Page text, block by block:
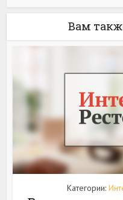
Вам
Категории: